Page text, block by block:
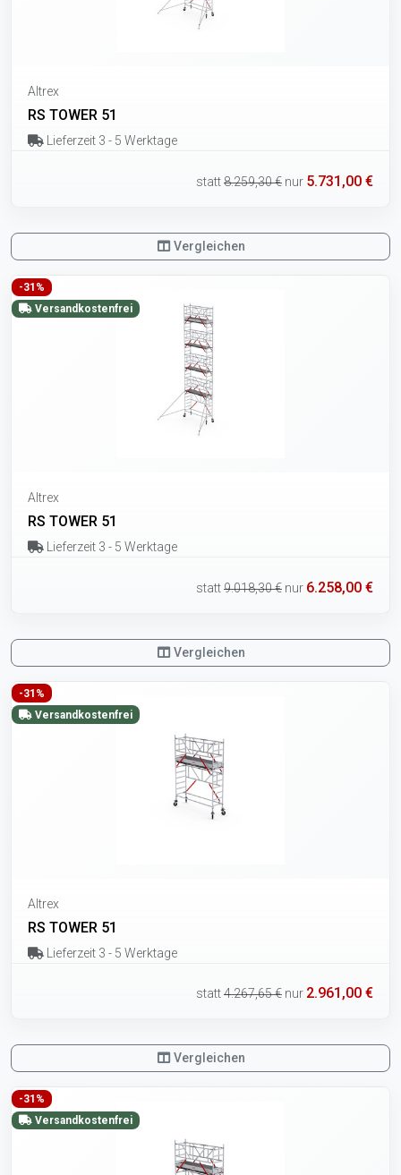
Altrex
RS TOWER 51
Lieferzeit 3 - 5 Werktage
statt8.259,30 € nur 5.731,00 €
Vergleichen
-31%
Versandkostenfrei
Altrex
RS TOWER 51
Lieferzeit 3 - 5 Werktage
statt9.018,30 € nur 6.258,00 €
Vergleichen
-31%
Versandkostenfrei
Altrex
RS TOWER 51
Lieferzeit 3 - 5 Werktage
statt4.267,65 € nur 2.961,00 €
Vergleichen
-31%
Versandkostenfrei